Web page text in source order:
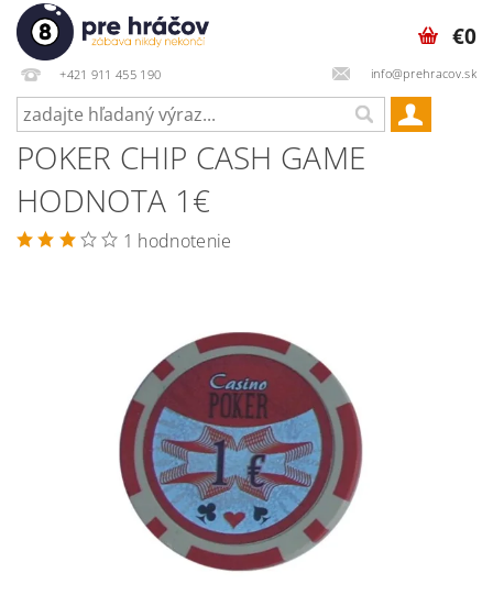
+421 911 455 190 info@prehracov.sk
€0
POKER CHIP CASH GAME
HODNOTA 1€
1 hodnotenie